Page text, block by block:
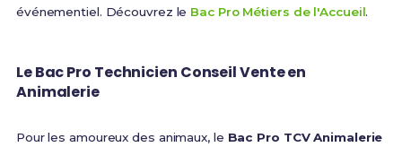
événementiel. Découvrez le Bac Pro Métiers de l'Accueil.
Le Bac Pro Technicien Conseil Vente en
Animalerie
Pour les amoureux des animaux, le Bac Pro TCV Animalerie